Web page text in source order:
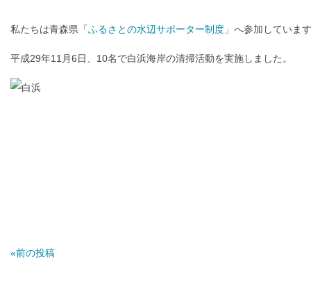
私たちは青森県「ふるさとの水辺サポーター制度 」へ参加していま
平成29年11月6日、10名で白浜海岸の清掃活動を実施しました。
«前の投稿